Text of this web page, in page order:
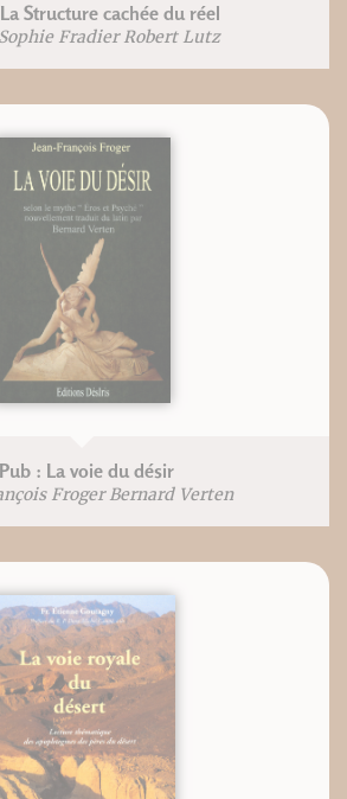
Structure cachée du réel
Fradier Robert Lutz
: La voie du désir
Froger Bernard Verten